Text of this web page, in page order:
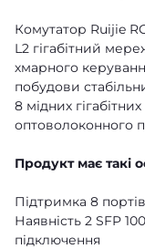
Комутатор Ruijie
L2 гігабітний
хмарного
побудови
8 мідних
оптоволоконного
Продукт має такі
Підтримка 8
Наявність 2 SFP
підключення